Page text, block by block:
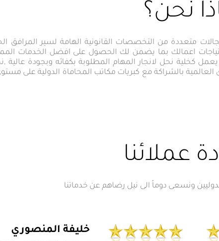
نحن؟
متعددة من التخصصات القانونية الهامة لسير المرافق
لاحتياجات اعمالك بما يضمن لك الحصول على افضل الخدمات
كخلية نحل لانجار المهام المطلوبة بكفائه وبجودة
العالمية بالشراكة مع كبريات مكاتب المحاماة الدولية على
عملائنا
ونسعى دوماً الى نيل رضاهم عن خدماتنا
خليفة المنصوري